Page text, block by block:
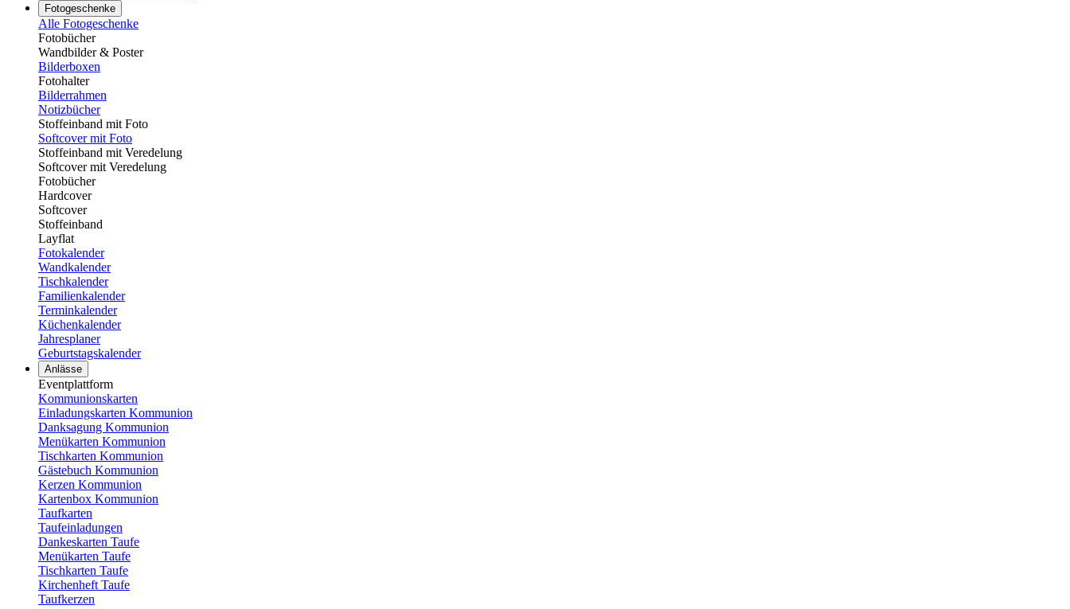
Fotogeschenke
Alle Fotogeschenke
Fotobücher
Wandbilder & Poster
Bilderboxen
Fotohalter
Bilderrahmen
Notizbücher
Stoffeinband mit Foto
Softcover mit Foto
Stoffeinband mit Veredelung
Softcover mit Veredelung
Fotobücher
Hardcover
Softcover
Stoffeinband
Layflat
Fotokalender
Wandkalender
Tischkalender
Familienkalender
Terminkalender
Küchenkalender
Jahresplaner
Geburtstagskalender
Anlässe
Eventplattform
Kommunionskarten
Einladungskarten Kommunion
Danksagung Kommunion
Menükarten Kommunion
Tischkarten Kommunion
Gästebuch Kommunion
Kerzen Kommunion
Kartenbox Kommunion
Taufkarten
Taufeinladungen
Dankeskarten Taufe
Menükarten Taufe
Tischkarten Taufe
Kirchenheft Taufe
Taufkerzen